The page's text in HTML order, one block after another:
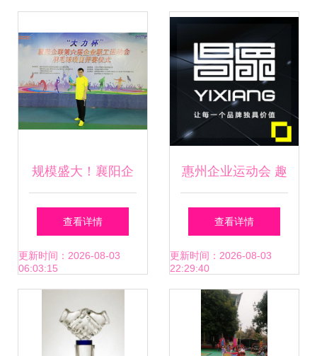
动会盛大开幕
规模盛大！襄阳企
联第六届企业职工
运动会掀起运动热
亦热烈展开
查看详情
更新时间：2026-08-03
06:03:15
惠州企业运动会 趣
味Logo设计点亮团
队活力
查看详情
更新时间：2026-08-03
22:29:40